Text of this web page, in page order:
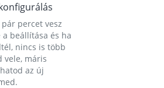
percet vesz
a beállítása és ha
nincs is több
vele, máris
az új